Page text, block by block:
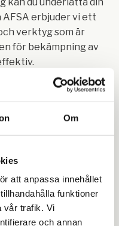
Om
att anpassa innehållet
funktioner
vår trafik. Vi
och annan
du underlätta din
AFSA erbjuder vi ett
verktyg som är
för bekämpning av
i gräsma
och produkter
och minskar risken
eller trädgård. Vårt
av
och tillbehör som